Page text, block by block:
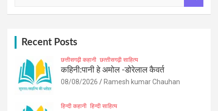
Recent Posts
छत्तीसगढ़ी कहानी छत्‍तीसगढ़ी साहित्‍य
कहिनी:पानी हे अमोल -डोरेलाल कैवर्त
08/08/2026 Ramesh kumar Chauhan
हिन्दी कहानी हिन्दी साहित्य